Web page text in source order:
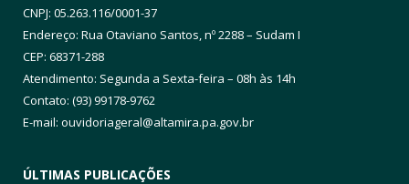
CNPJ: 05.263.116/0001-37
Endereço: Rua Otaviano Santos, nº 2288 – Sudam I
CEP: 68371-288
Atendimento: Segunda a Sexta-feira – 08h às 14h
Contato: (93) 99178-9762
E-mail: ouvidoriageral@altamira.pa.gov.br
ÚLTIMAS PUBLICAÇÕES